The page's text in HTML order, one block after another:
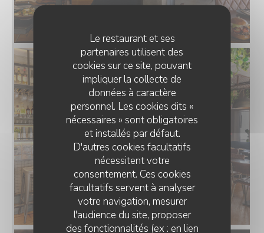
Le restaurant et ses
partenaires utilisent des
cookies sur ce site, pouvant
impliquer la collecte de
données à caractère
personnel. Les cookies dits «
nécessaires » sont obligatoires
et installés par défaut.
D'autres cookies facultatifs
nécessitent votre
consentement. Ces cookies
facultatifs servent à analyser
votre navigation, mesurer
l'audience du site, proposer
des fonctionnalités (ex : en lien